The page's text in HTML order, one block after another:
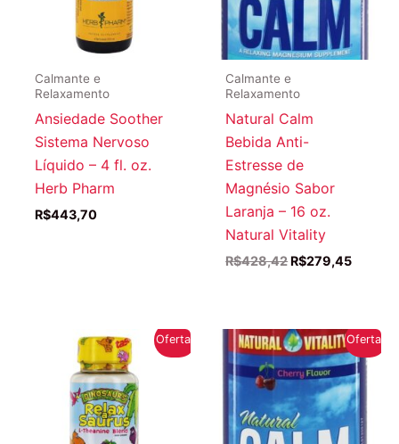
Calmante e
Relaxamento
Ansiedade Soother
Sistema Nervoso
Líquido – 4 fl. oz.
Herb Pharm
R$443,70
Calmante e
Relaxamento
Natural Calm
Bebida Anti-
Estresse de
Magnésio Sabor
Laranja – 16 oz.
Natural Vitality
R$428,42 O
R$279,45O
Oferta! Oferta!